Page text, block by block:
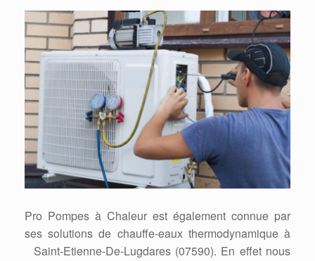
Pro Pompes à Chaleur est également connue par
ses solutions de chauffe-eaux thermodynamique à
Saint-Etienne-De-Lugdares (07590). En effet nous